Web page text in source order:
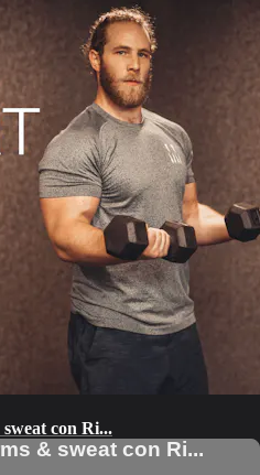
con Ri...
& sweat con Ri...